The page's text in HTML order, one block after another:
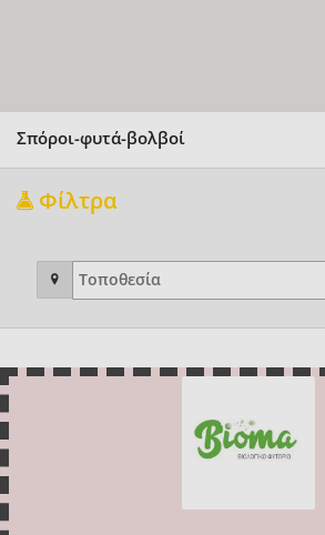
Σπόροι-φυτά-βολβοί
Φίλτρα